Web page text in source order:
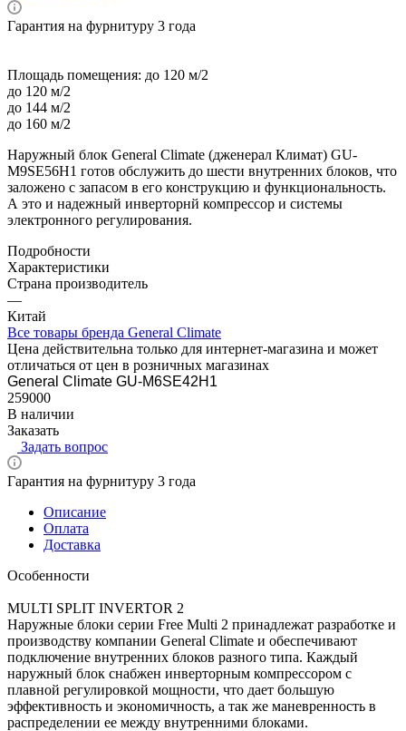
Гарантия на фурнитуру 3 года
Площадь помещения: до 120 м/2
до 120 м/2
до 144 м/2
до 160 м/2
Наружный блок General Climate (дженерал Климат) GU-
M9SE56H1 готов обслужить до шести внутренних блоков, что
заложено с запасом в его конструкцию и функциональность.
А это и надежный инверторнй компрессор и системы
электронного регулирования.
Подробности
Характеристики
Страна производитель
—
Китай
Все товары бренда General Climate
Цена действительна только для интернет-магазина и может
отличаться от цен в розничных магазинах
General Climate GU-M6SE42H1
259000
В наличии
Заказать
Задать вопрос
Гарантия на фурнитуру 3 года
Описание
Оплата
Доставка
Особенности
MULTI SPLIT INVERTOR 2
Наружные блоки серии Free Multi 2 принадлежат разработке и
производству компании General Climate и обеспечивают
подключение внутренних блоков разного типа. Каждый
наружный блок снабжен инверторным компрессором с
плавной регулировкой мощности, что дает большую
эффективность и экономичность, а так же маневренность в
распределении ее между внутренними блоками.